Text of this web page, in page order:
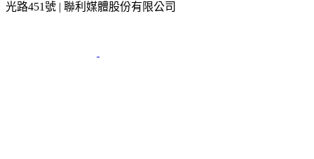
光路451號 | 聯利媒體股份有限公司